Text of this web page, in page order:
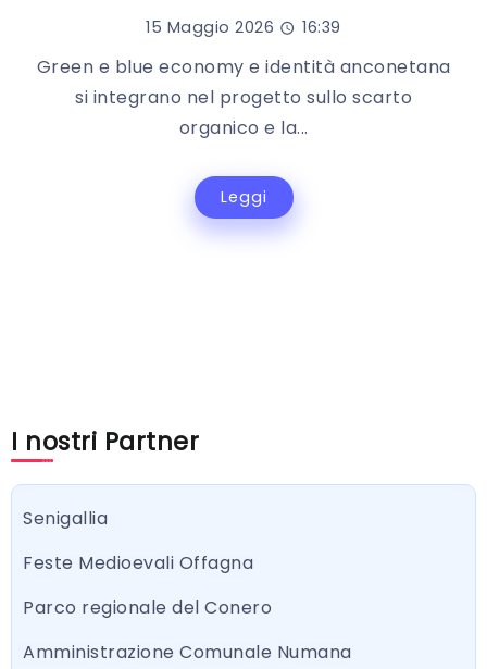
15 Maggio 2026 16:39
Green e blue economy e identità anconetana
si integrano nel progetto sullo scarto
organico e la...
Leggi
I nostri Partner
Senigallia
Feste Medioevali Offagna
Parco regionale del Conero
Amministrazione Comunale Numana